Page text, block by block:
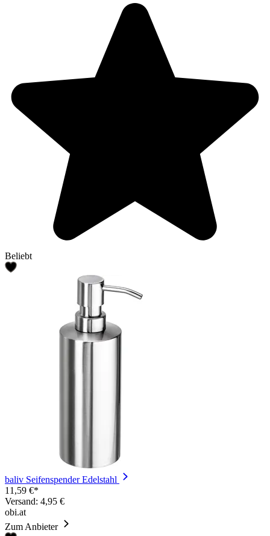
Beliebt
baliv Seifenspender Edelstahl
11,59 €*
Versand: 4,95 €
obi.at
Zum Anbieter